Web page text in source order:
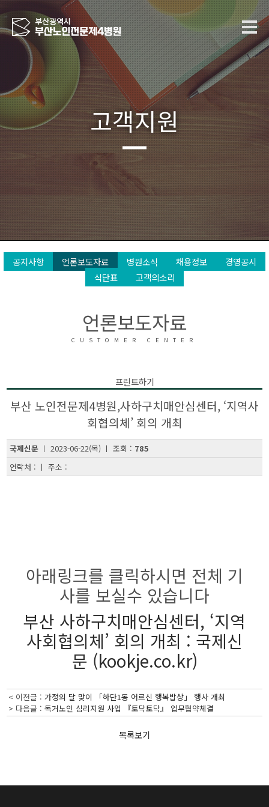
고객지원
공지사항 언론보도자료 병원소식 채용정보
경영공시
식단표
고객의소리
언론보도자료
CUSTOMER CENTER
프린트하기
부산 노인전문제4병원,사하구치매안심센터, ‘지역사
회협의체’ 회의 개최
국제신문 ㅣ 2023-06-22(목) ㅣ 조회 : 785
연락처 : ㅣ 주소 :
아래링크를 클릭하시면 전체 기
사를 보실수 있습니다
부산 사하구치매안심센터, ‘지역
사회협의체’ 회의 개최 : 국제신
문 (kookje.co.kr)
< 이전글 :가정의 달 맞이 「하단1동 어르신 행복밥상」 행사 개최
> 다음글 :독거노인 심리지원 사업 『토닥토닥』 업무협약체결
목록보기